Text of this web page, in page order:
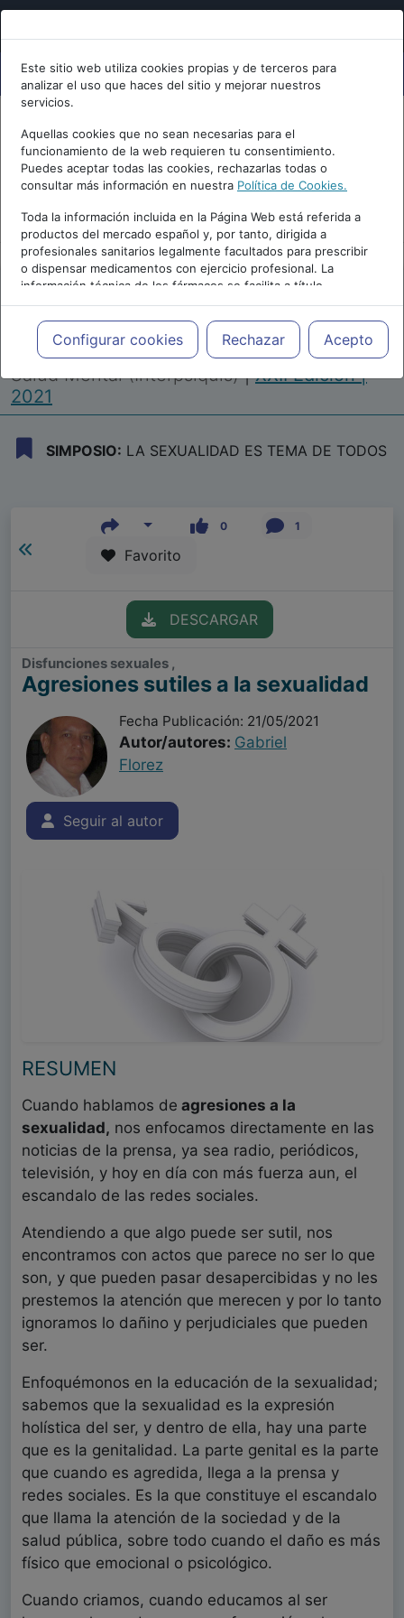
Este sitio web utiliza cookies propias y de terceros para
analizar el uso que haces del sitio y mejorar nuestros
servicios.
Aquellas cookies que no sean necesarias para el
funcionamiento de la web requieren tu consentimiento.
Puedes aceptar todas las cookies, rechazarlas todas o
consultar más información en nuestra Política de Cookies.
Toda la información incluida en la Página Web está referida a
productos del mercado español y, por tanto, dirigida a
profesionales sanitarios legalmente facultados para prescribir
o dispensar medicamentos con ejercicio profesional. La
información técnica de los fármacos se facilita a título
meramente informativo, siendo responsabilidad de los
profesionales facultados prescribir medicamentos y decidir, en
cada caso concreto, el tratamiento más adecuado a las
necesidades del paciente.
Configurar cookies Rechazar Acepto
Repositorio de Artículos |Congreso Virtual
Internacional de Psiquiatría, Psicología y
Salud Mental (Interpsiquis)|XXII Edición |
2021
SIMPOSIO: LA SEXUALIDAD ES TEMA DE TODOS
0 1
Favorito
DESCARGAR
Disfunciones sexuales ,
Agresiones sutiles a la sexualidad
Fecha Publicación: 21/05/2021
Autor/autores: Gabriel
Florez
Seguir al autor
RESUMEN
Cuando hablamos de agresiones a la
sexualidad, nos enfocamos directamente en las
noticias de la prensa, ya sea radio, periódicos,
televisión, y hoy en día con más fuerza aun, el
escandalo de las redes sociales.
Atendiendo a que algo puede ser sutil, nos
encontramos con actos que parece no ser lo que
son, y que pueden pasar desapercibidas y no les
prestemos la atención que merecen y por lo tanto
ignoramos lo dañino y perjudiciales que pueden
ser.
Enfoquémonos en la educación de la sexualidad;
sabemos que la sexualidad es la expresión
holística del ser, y dentro de ella, hay una parte
que es la genitalidad. La parte genital es la parte
que cuando es agredida, llega a la prensa y
redes sociales. Es la que constituye el escandalo
que llama la atención de la sociedad y de la
salud pública, sobre todo cuando el daño es más
físico que emocional o psicológico.
Cuando criamos, cuando educamos al ser